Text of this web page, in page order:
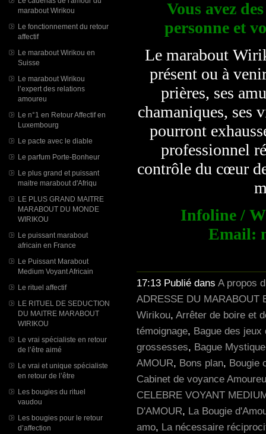
marabout Wirikou
Le fonctionnement du retour
affectif
Le marabout Wirikou en
Suisse
Le marabout Wirikou
l’expert des relations
amoureu
Le n°1 en Retour Affectif en
Luxembourg
Le pacte avec le diable
Le parfum Porte-Bonheur
Le plus grand et puissant
maitre marabout d'Afriqu
LE PLUS GRAND MAITRE
MARABOUT DU MONDE
WIRIKOU
Le puissant marabout
africain en France
Le Puissant Marabout
Medium Voyant Africain
Le rituel affectif
LE RITUEL DE SEDUCTION
DU MAITRE MARABOUT
WIRIKOU
Le vrai spécialiste en retour
de l’être aimé
Le vrai et unique spécialiste
en retour de l’être
Les bougies du rituel
vaudou
Les bougies pour le retour
d’affection
Vous avez
personne et
Le marabout
présent ou à
prières, ses
chamaniques, ses
pourront
professionnel
contrôle du cœur
Infoline /
Email:
17:13 Publié dans A propos
ADRESSE DU MARABOUT
Wirikou, Arrêter de boire et
témoignage, Bague des jeux
grossesses, Bague
AMOUR, Bons plan, Bougie
Cabinet de voyance
CELEBRE VOYANT
D'AMOUR, La Bougie
amo, La nécessaire